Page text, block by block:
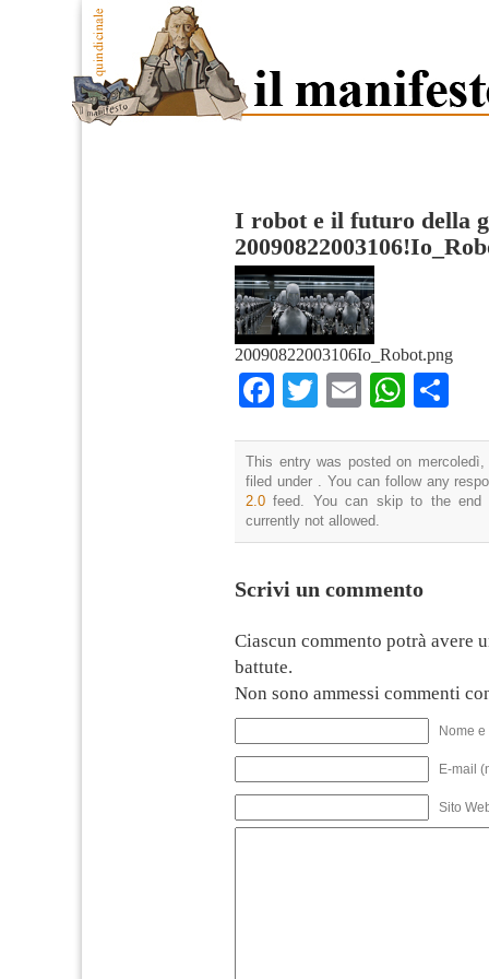
I robot e il futuro della
20090822003106Io_Robot.png
Facebook
TwitterEmail
This entry was posted on
filed under . You can follow any
2.0 feed. You can skip to the end
currently not allowed.
Scrivi un commento
Ciascun commento potrà avere
battute.
Non sono ammessi commenti
Nome
E-mail
Sito